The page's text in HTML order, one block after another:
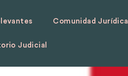
Comunidad Jurídica
Judicial